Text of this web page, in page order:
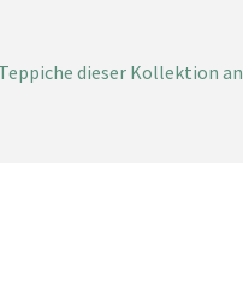
dieser Kollektion an